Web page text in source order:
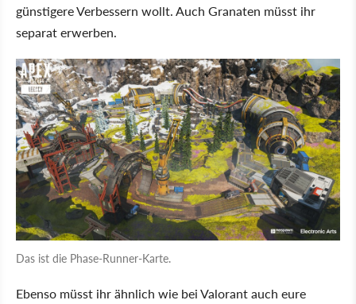
günstigere Verbessern wollt. Auch Granaten müsst ihr
separat erwerben.
Das ist die Phase-Runner-Karte.
Ebenso müsst ihr ähnlich wie bei Valorant auch eure